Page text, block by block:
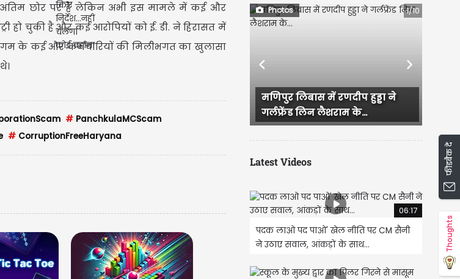
अंतिम छोर पर है लेकिन अभी इस मामले में कई और
हो चुकी है और कई आरोपियों को ई. डी. ने हिरासत में
के कई और कर्मचारियों की मिलीभगत का खुलासा
# PanchkulaMCScam
# CorruptionFreeHaryana
Photos 1/10
मणिपुर लिबास में रणदीप हुड्डा ने
राजस्थान में हुई भव्य बिश्नोई और
IAS परी की सगाई, दादी और...
Previous Next
Latest Videos
06:17
पदक लाओ पद पाओ' खेल नीति पर CM सैनी
ने उठाए सवाल, आंकड़ों के साथ...
फीडबैक दें
Thoughts